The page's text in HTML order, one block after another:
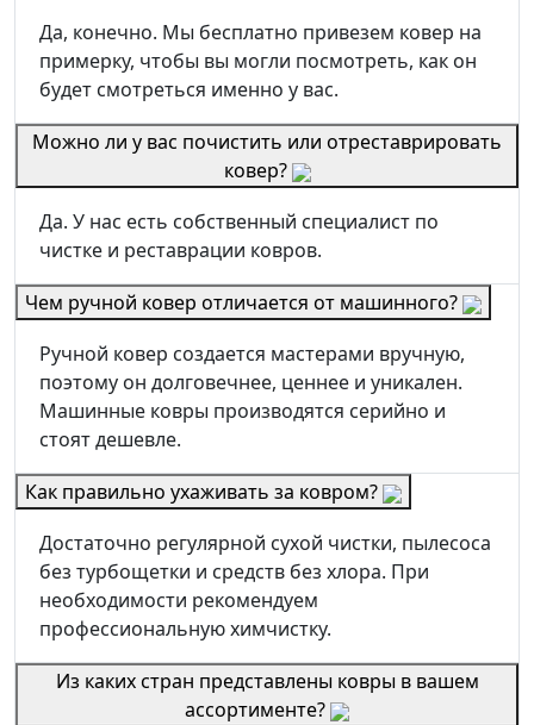
Да, конечно. Мы бесплатно привезем ковер на
примерку, чтобы вы могли посмотреть, как он
будет смотреться именно у вас.
Можно ли у вас почистить или отреставрировать
ковер?
Да. У нас есть собственный специалист по
чистке и реставрации ковров.
Чем ручной ковер отличается от машинного?
Ручной ковер создается мастерами вручную,
поэтому он долговечнее, ценнее и уникален.
Машинные ковры производятся серийно и
стоят дешевле.
Как правильно ухаживать за ковром?
Достаточно регулярной сухой чистки, пылесоса
без турбощетки и средств без хлора. При
необходимости рекомендуем
профессиональную химчистку.
Из каких стран представлены ковры в вашем
ассортименте?